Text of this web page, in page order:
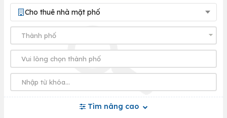
Cho thuê nhà mặt phố
Tìm nâng cao